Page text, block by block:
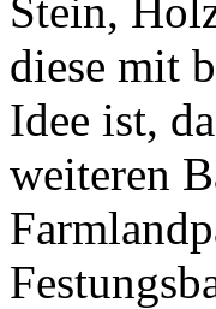
Stein,
diese mit
Idee ist,
weiteren